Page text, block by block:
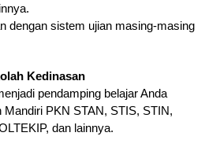
dengan sistem ujian masing-masing
Kedinasan
pendamping belajar Anda
Mandiri PKN STAN, STIS, STIN,
dan lainnya.